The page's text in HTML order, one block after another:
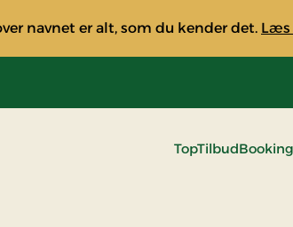
navnet er alt, som du kender det. Læs
TopTilbudBooking